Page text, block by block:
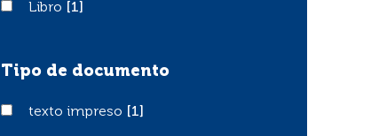
LibroLibro [1]
Tipo de documento
texto impreso
texto impreso [1]